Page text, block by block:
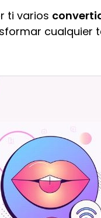
ti varios
cualquier